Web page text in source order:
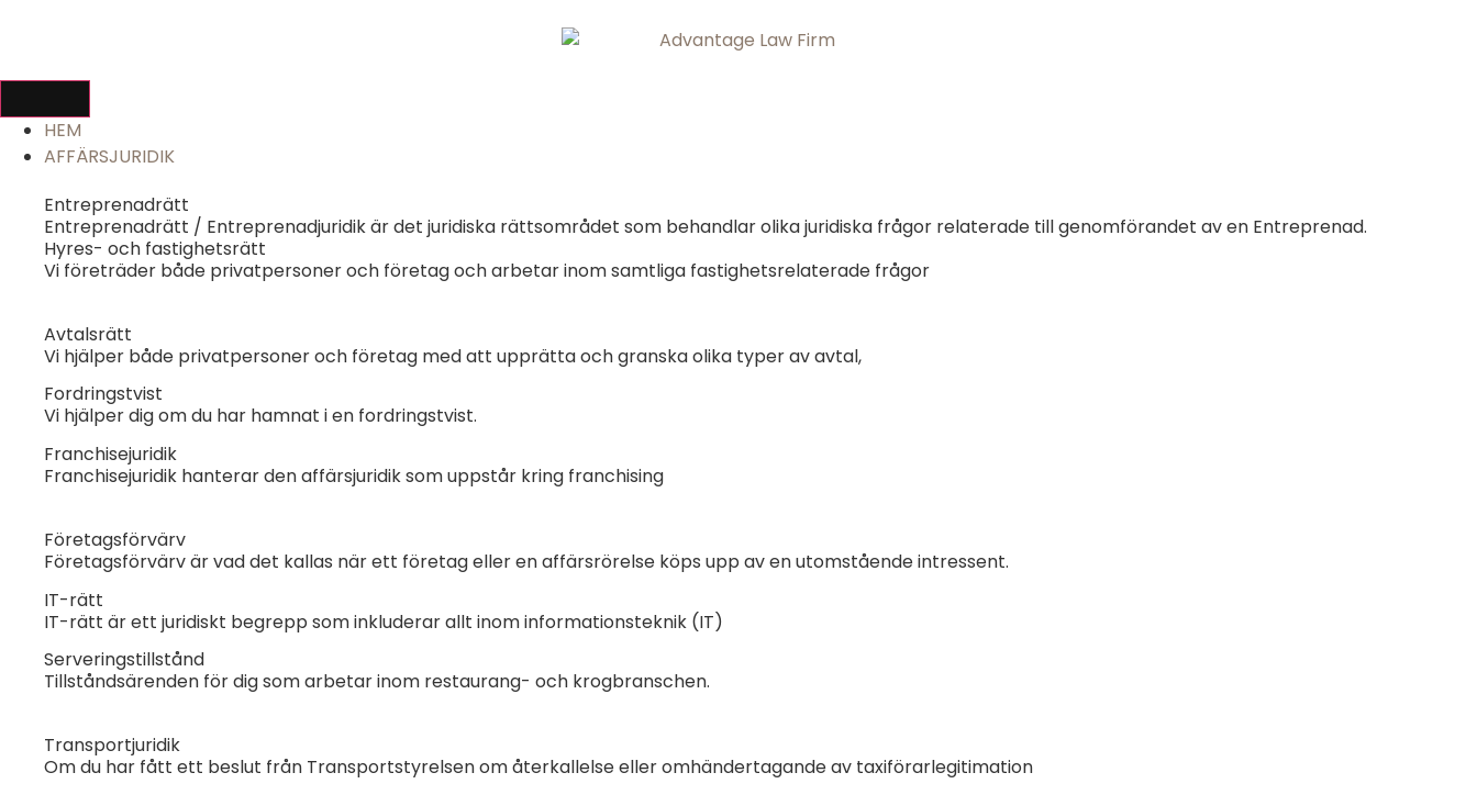
HEM
AFFÄRSJURIDIK
Entreprenadrätt
Entreprenadrätt / Entreprenadjuridik är det juridiska rättsområdet som behandlar olika juridiska frågor relaterade till genomförandet av en Entreprenad.
Hyres- och fastighetsrätt
Vi företräder både privatpersoner och företag och arbetar inom samtliga fastighetsrelaterade frågor
Avtalsrätt
Vi hjälper både privatpersoner och företag med att upprätta och granska olika typer av avtal,
Fordringstvist
Vi hjälper dig om du har hamnat i en fordringstvist.
Franchisejuridik
Franchisejuridik hanterar den affärsjuridik som uppstår kring franchising
Företagsförvärv
Företagsförvärv är vad det kallas när ett företag eller en affärsrörelse köps upp av en utomstående intressent.
IT-rätt
IT-rätt är ett juridiskt begrepp som inkluderar allt inom informationsteknik (IT)
Serveringstillstånd
Tillståndsärenden för dig som arbetar inom restaurang- och krogbranschen.
Transportjuridik
Om du har fått ett beslut från Transportstyrelsen om återkallelse eller omhändertagande av taxiförarlegitimation